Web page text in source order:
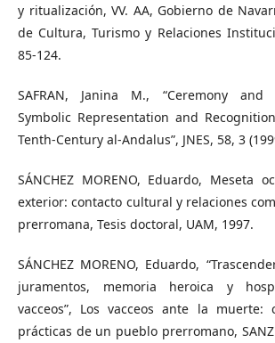
y ritualización, VV. AA, Gobierno de
de Cultura, Turismo y Relaciones
85-124.
SAFRAN, Janina M., “Ceremony and
Symbolic Representation and
Tenth-Century al-Andalus”, JNES, 58, 3
SÁNCHEZ MORENO, Eduardo, Meseta
exterior: contacto cultural y relaciones
prerromana, Tesis doctoral, UAM, 1997.
SÁNCHEZ MORENO, Eduardo,
juramentos, memoria heroica y
vacceos”, Los vacceos ante la muerte:
prácticas de un pueblo prerromano, SANZ